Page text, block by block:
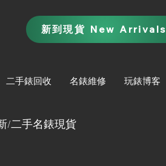
新到現貨 New Arrivals
二手錶回收 名錶維修 玩錶博客
/二手名錶現貨